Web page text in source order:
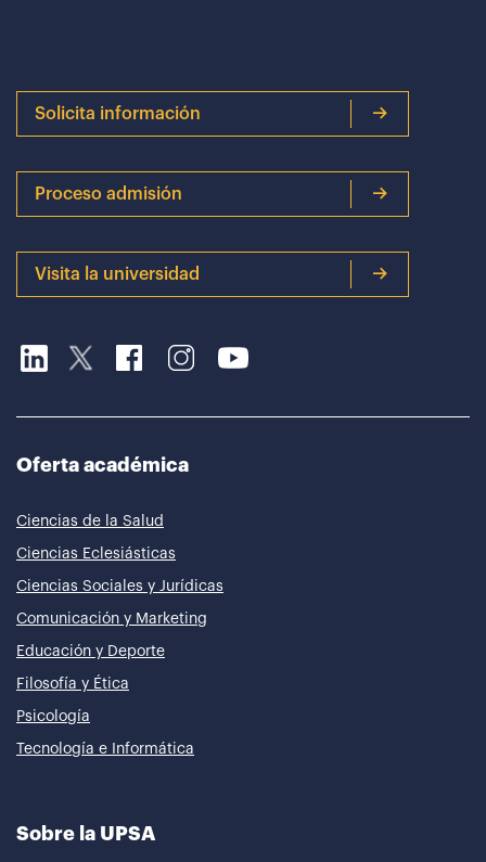
Solicita información
Proceso admisión
Visita la universidad
Oferta académica
Ciencias de la Salud
Ciencias Eclesiásticas
Ciencias Sociales y Jurídicas
Comunicación y Marketing
Educación y Deporte
Filosofía y Ética
Psicología
Tecnología e Informática
Sobre la UPSA